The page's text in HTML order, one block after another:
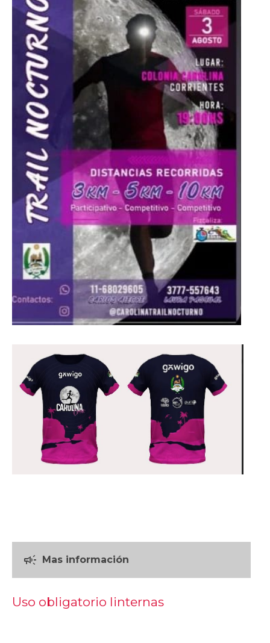
campaign Mas información
Uso obligatorio linternas